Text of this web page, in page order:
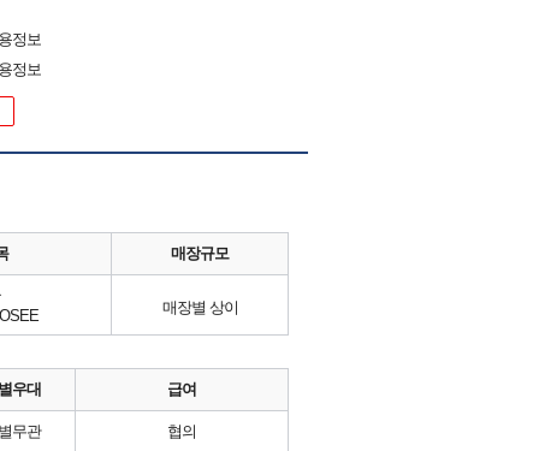
정보
정보
매장규모
매장별 상이
우대 급여
무관 협의